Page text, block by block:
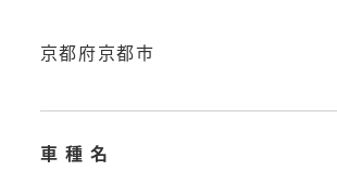
京都府京都市
車 種 名